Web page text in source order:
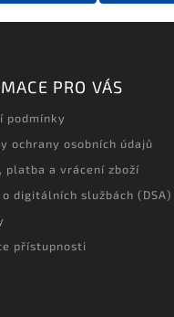
PRO VÁS
podmínky
ochrany osobních údajů
platba a vrácení zboží
digitálních službách (DSA)
přístupnosti